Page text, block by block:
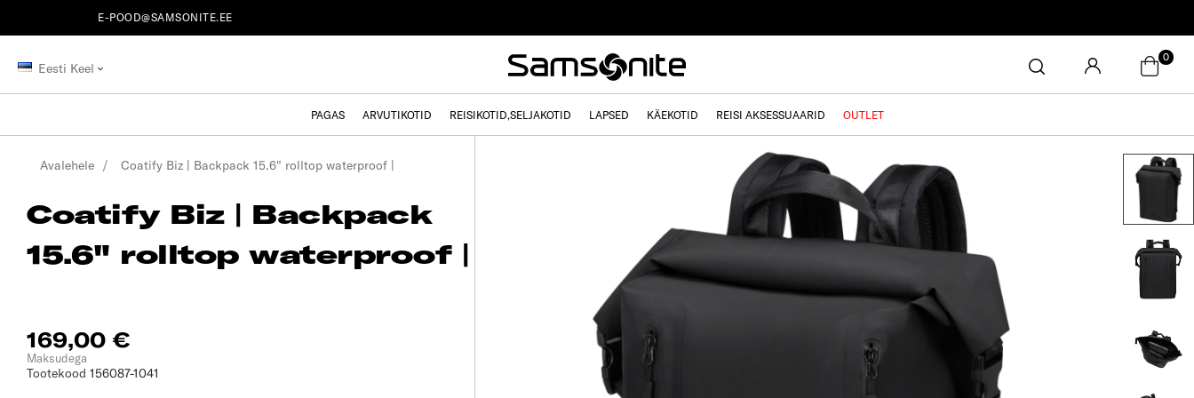
E-POOD@SAMSONITE.EE
Eesti Keel
0
PAGAS ARVUTIKOTID REISIKOTID,SELJAKOTID LAPSED KÄEKOTID REISI AKSESSUAARID OUTLET
Avalehele Coatify Biz | Backpack 15.6" rolltop waterproof |
Coatify Biz | Backpack
15.6" rolltop waterproof |
169,00 €
Maksudega
Tootekood 156087-1041